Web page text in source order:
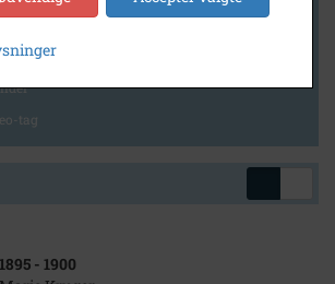
tag
1895 - 1900